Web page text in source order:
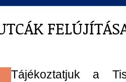
Tájékoztatjuk a